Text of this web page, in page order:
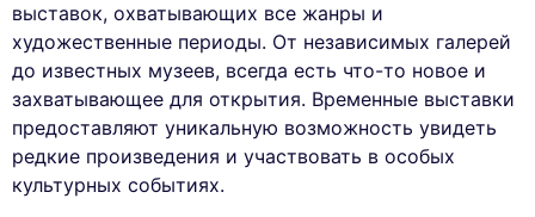
выставок, охватывающих все жанры и
художественные периоды. От независимых галерей
до известных музеев, всегда есть что-то новое и
захватывающее для открытия. Временные выставки
предоставляют уникальную возможность увидеть
редкие произведения и участвовать в особых
культурных событиях.